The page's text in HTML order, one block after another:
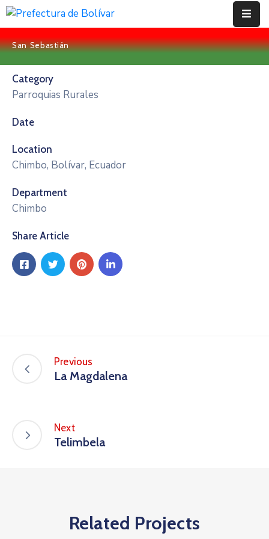
Inicio
Institución
Rendición
Cuentas
San Sebastián
Category
Parroquias Rurales
Date
Location
Chimbo, Bolívar, Ecuador
Department
Chimbo
Share Article
Previous
La Magdalena
Next
Telimbela
Related Projects